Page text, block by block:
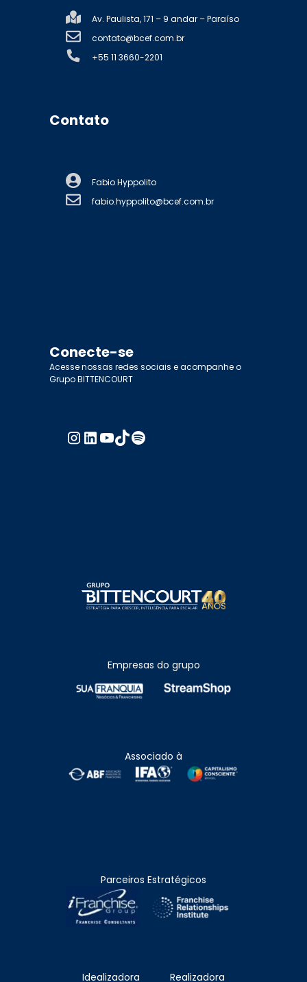
Av. Paulista, 171 – 9 andar – Paraíso
contato@bcef.com.br
+55 11 3660-2201
Contato
Fabio Hyppolito
fabio.hyppolito@bcef.com.br
Conecte-se
Acesse nossas redes sociais e acompanhe o
Grupo BITTENCOURT
Empresas do grupo
Associado à
Parceiros Estratégicos
Idealizadora Realizadora